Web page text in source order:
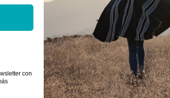
Páginas: 24
Año: 2024
ISBN: 978-956-364-
Talento chileno
con